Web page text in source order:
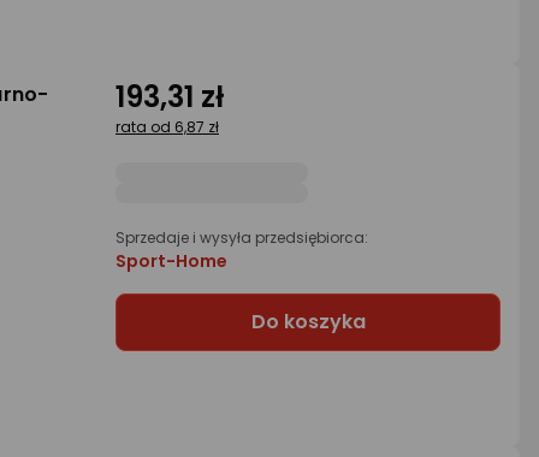
193,31 zł
rata od 6,87 zł
Sprzedaje i wysyła przedsiębiorca:
Sport-Home
Do koszyka